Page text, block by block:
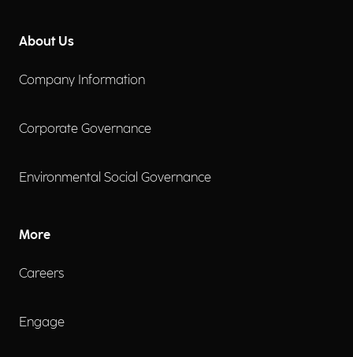
About Us
Company Information
Corporate Governance
Environmental Social Governance
More
Careers
Engage